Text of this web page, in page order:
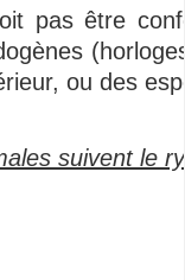
pas être
ou des
suivent le